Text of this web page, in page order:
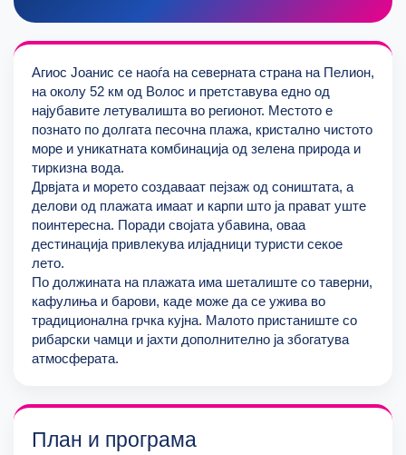
Агиос Јоанис се наоѓа на северната страна на Пелион,
на околу 52 км од Волос и претставува едно од
најубавите летувалишта во регионот. Местото е
познато по долгата песочна плажа, кристално чистото
море и уникатната комбинација од зелена природа и
тиркизна вода.
Дрвјата и морето создаваат пејзаж од соништата, а
делови од плажата имаат и карпи што ја прават уште
поинтересна. Поради својата убавина, оваа
дестинација привлекува илјадници туристи секое
лето.
По должината на плажата има шеталиште со таверни,
кафулиња и барови, каде може да се ужива во
традиционална грчка кујна. Малото пристаниште со
рибарски чамци и јахти дополнително ја збогатува
атмосферата.
План и програма